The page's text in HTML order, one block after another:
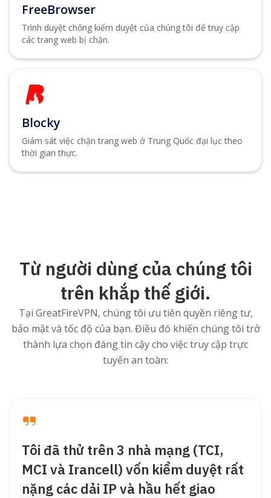
FreeBrowser
Trình duyệt chống kiểm duyệt của chúng tôi để truy cập
các trang web bị chặn.
Blocky
Giám sát việc chặn trang web ở Trung Quốc đại lục theo
thời gian thực.
Từ người dùng của chúng tôi
trên khắp thế giới.
Tại GreatFireVPN, chúng tôi ưu tiên quyền riêng tư,
bảo mật và tốc độ của bạn. Điều đó khiến chúng tôi trở
thành lựa chọn đáng tin cậy cho việc truy cập trực
tuyến an toàn:
Tôi đã thử trên 3 nhà mạng (TCI,
MCI và Irancell) vốn kiểm duyệt rất
nặng các dải IP và hầu hết giao